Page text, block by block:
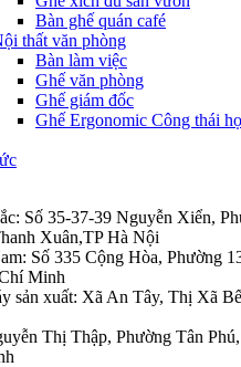
Bàn ghế quán café
thất văn phòng
Bàn làm việc
Ghế văn phòng
Ghế giám đốc
Ghế Ergonomic Công thái
Số 35-37-39 Nguyễn Xiển,
Xuân,TP Hà Nội
Số 335 Cộng Hòa, Phường
Minh
sản xuất: Xã An Tây, Thị Xã
Thị Thập, Phường Tân